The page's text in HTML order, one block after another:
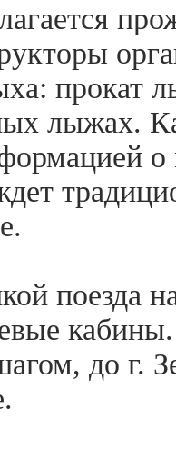
прокат
лыжах.
поезда
до г.